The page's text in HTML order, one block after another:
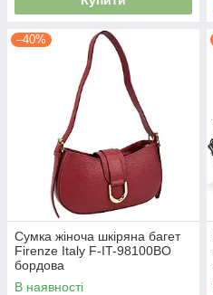
–40%
Сумка жіноча шкіряна багет
Firenze Italy F-IT-98100BO
бордова
В наявності